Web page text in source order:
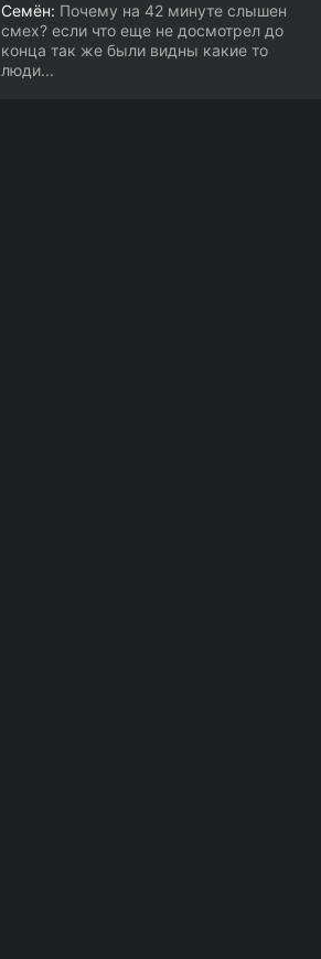
Семён: Почему на 42 минуте слышен
смех? если что еще не досмотрел до
конца так же были видны какие то
люди...